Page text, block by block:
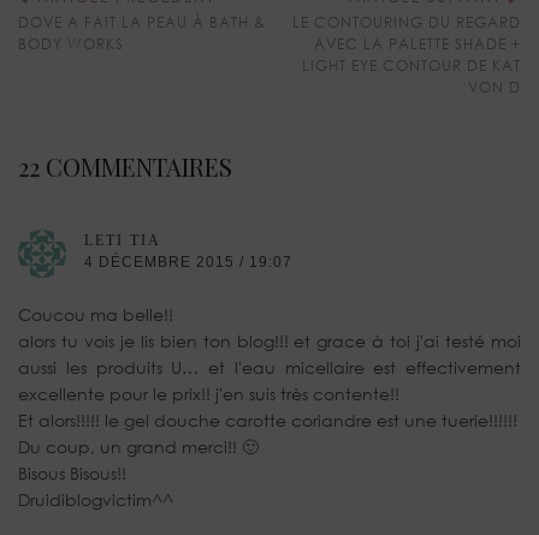
DOVE A FAIT LA PEAU À BATH &
BODY WORKS
LE CONTOURING DU REGARD
AVEC LA PALETTE SHADE +
LIGHT EYE CONTOUR DE KAT
VON D
22 COMMENTAIRES
LETI TIA
4 DÉCEMBRE 2015 / 19:07
Coucou ma belle!!
alors tu vois je lis bien ton blog!!! et grace à toi j'ai testé moi
aussi les produits U… et l'eau micellaire est effectivement
excellente pour le prix!! j'en suis très contente!!
Et alors!!!!! le gel douche carotte coriandre est une tuerie!!!!!!
Du coup, un grand merci!! 🙂
Bisous Bisous!!
Druidiblogvictim^^